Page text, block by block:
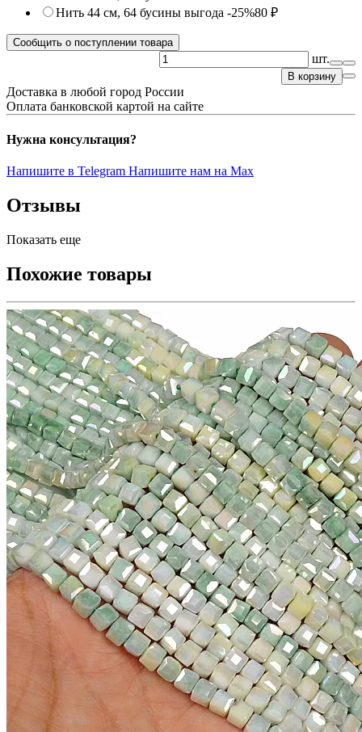
Нить 44 см, 64 бусины выгода -25%80 ₽
Сообщить о поступлении товара
шт.
В корзину
Доставка в любой город России
Оплата банковской картой на сайте
Нужна консультация?
Напишите в Telegram Напишите нам на Max
Отзывы
Показать еще
Похожие товары